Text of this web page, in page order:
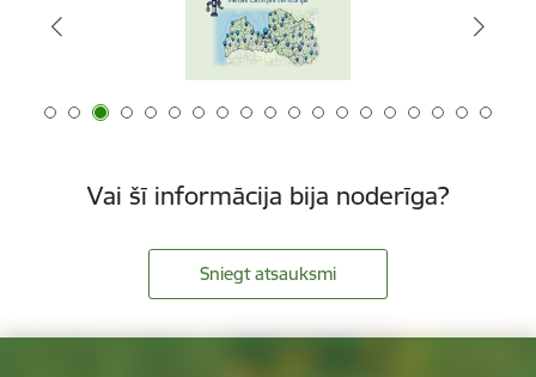
Vai šī informācija bija noderīga?
Sniegt atsauksmi